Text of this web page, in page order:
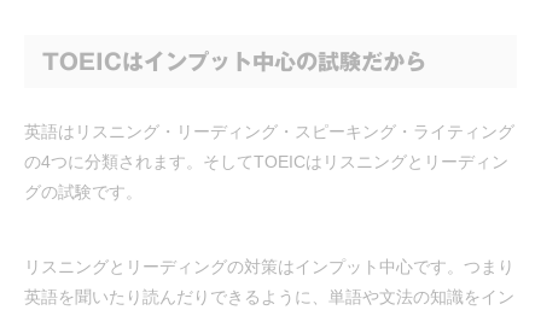
TOEICはインプット中心の試験だから
英語はリスニング・リーディング・スピーキング・ライティング
の4つに分類されます。そしてTOEICはリスニングとリーディン
グの試験です。
リスニングとリーディングの対策はインプット中心です。つまり
英語を聞いたり読んだりできるように、単語や文法の知識をイン